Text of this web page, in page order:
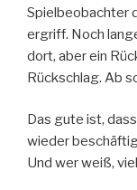
Spielbeobachter
ergriff. Noch
dort, aber ein
Rückschlag. Ab
Das gute ist,
wieder
Und wer weiß,